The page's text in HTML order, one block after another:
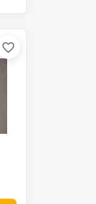
favorite_border